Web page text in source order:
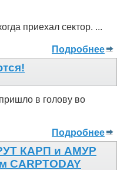
приехал сектор. ...
Подробнее
в голову во
Подробнее
КАРП и АМУР